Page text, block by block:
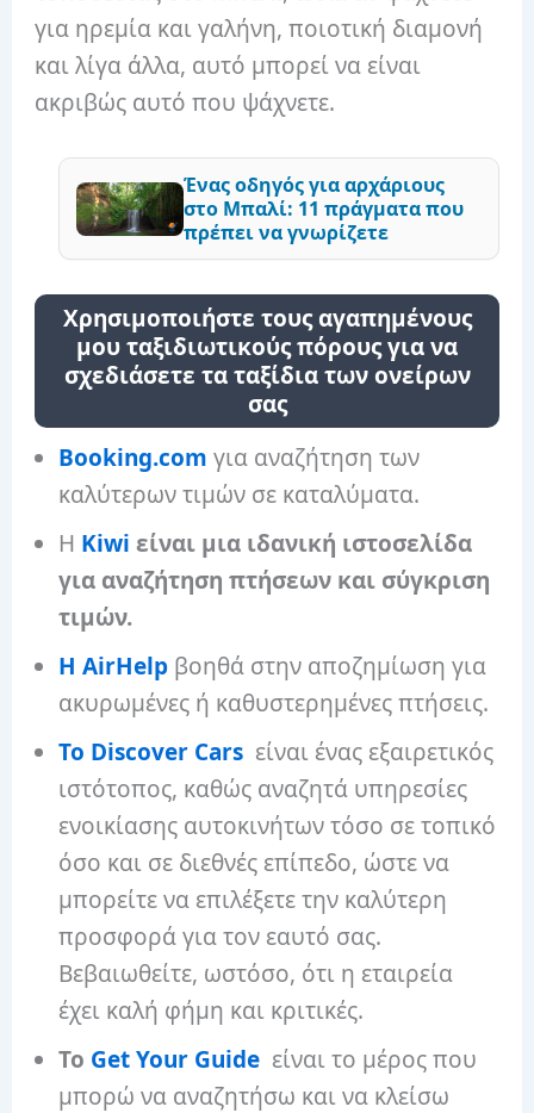
για ηρεμία και γαλήνη, ποιοτική διαμονή
και λίγα άλλα, αυτό μπορεί να είναι
ακριβώς αυτό που ψάχνετε.
Ένας οδηγός για αρχάριους
στο Μπαλί: 11 πράγματα που
πρέπει να γνωρίζετε
Χρησιμοποιήστε τους αγαπημένους
μου ταξιδιωτικούς πόρους για να
σχεδιάσετε τα ταξίδια των ονείρων
σας
Booking.com για αναζήτηση των
καλύτερων τιμών σε καταλύματα.
Η Kiwi είναι μια ιδανική ιστοσελίδα
για αναζήτηση πτήσεων και σύγκριση
τιμών.
Η AirHelp βοηθά στην αποζημίωση για
ακυρωμένες ή καθυστερημένες πτήσεις.
Το Discover Cars είναι ένας εξαιρετικός
ιστότοπος, καθώς αναζητά υπηρεσίες
ενοικίασης αυτοκινήτων τόσο σε τοπικό
όσο και σε διεθνές επίπεδο, ώστε να
μπορείτε να επιλέξετε την καλύτερη
προσφορά για τον εαυτό σας.
Βεβαιωθείτε, ωστόσο, ότι η εταιρεία
έχει καλή φήμη και κριτικές.
Το Get Your Guide είναι το μέρος που
μπορώ να αναζητήσω και να κλείσω